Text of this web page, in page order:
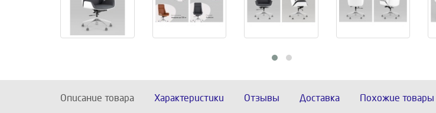
Описание товара Характеристики Отзывы Доставка Похожие товары